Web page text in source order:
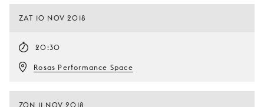
ZAT 10 NOV 2018
20:30
Rosas Performance Space
ZON 11 NOV 2018